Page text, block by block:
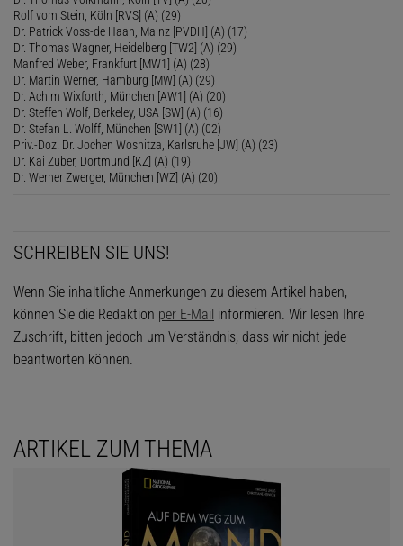
Rolf vom Stein, Köln [RVS] (A) (29)
Dr. Patrick Voss-de Haan, Mainz [PVDH] (A) (17)
Dr. Thomas Wagner, Heidelberg [TW2] (A) (29)
Manfred Weber, Frankfurt [MW1] (A) (28)
Dr. Martin Werner, Hamburg [MW] (A) (29)
Dr. Achim Wixforth, München [AW1] (A) (20)
Dr. Steffen Wolf, Berkeley, USA [SW] (A) (16)
Dr. Stefan L. Wolff, München [SW1] (A) (02)
Priv.-Doz. Dr. Jochen Wosnitza, Karlsruhe [JW] (A) (23)
Dr. Kai Zuber, Dortmund [KZ] (A) (19)
Dr. Werner Zwerger, München [WZ] (A) (20)
SCHREIBEN SIE UNS!
Wenn Sie inhaltliche Anmerkungen zu diesem Artikel haben,
können Sie die Redaktion per E-Mail informieren. Wir lesen Ihre
Zuschrift, bitten jedoch um Verständnis, dass wir nicht jede
beantworten können.
ARTIKEL ZUM THEMA